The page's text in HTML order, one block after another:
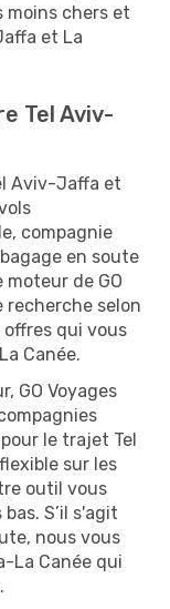
moins chers et
et La
Tel Aviv-
Aviv-Jaffa et
compagnie
en soute
de GO
recherche selon
qui vous
Canée.
GO Voyages
le trajet Tel
sur les
outil vous
S’il s'agit
nous vous
La Canée qui